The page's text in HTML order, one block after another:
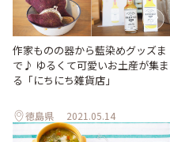
作家ものの器から藍染めグッズま
で♪ ゆるくて可愛いお土産が集ま
る「にちにち雑貨店」
徳島県 2021.05.14